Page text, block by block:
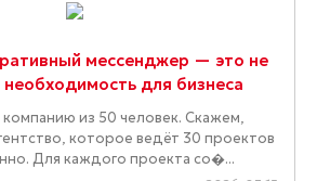
мессенджер — это не
для бизнеса
из 50 человек. Скажем,
которое ведёт 30 проектов
Для каждого проекта со�...